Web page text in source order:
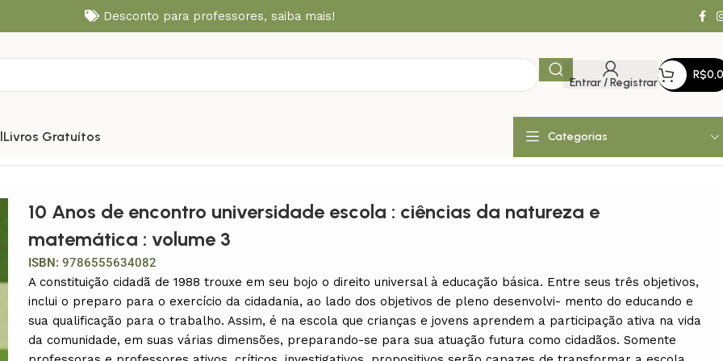
Desconto para professores, saiba mais!
Entrar / Registrar
R$
Livros Gratuítos Categorias
da natureza e matemática : volume 3
10 Anos de encontro universidade escola : ciências da natureza e
matemática : volume 3
ISBN: 9786555634082
A constituição cidadã de 1988 trouxe em seu bojo o direito universal à educação básica. Entre seus três objetivos,
inclui o preparo para o exercício da cidadania, ao lado dos objetivos de pleno desenvolvi- mento do educando e
sua qualificação para o trabalho. Assim, é na escola que crianças e jovens aprendem a participação ativa na vida
da comunidade, em suas várias dimensões, preparando-se para sua atuação futura como cidadãos. Somente